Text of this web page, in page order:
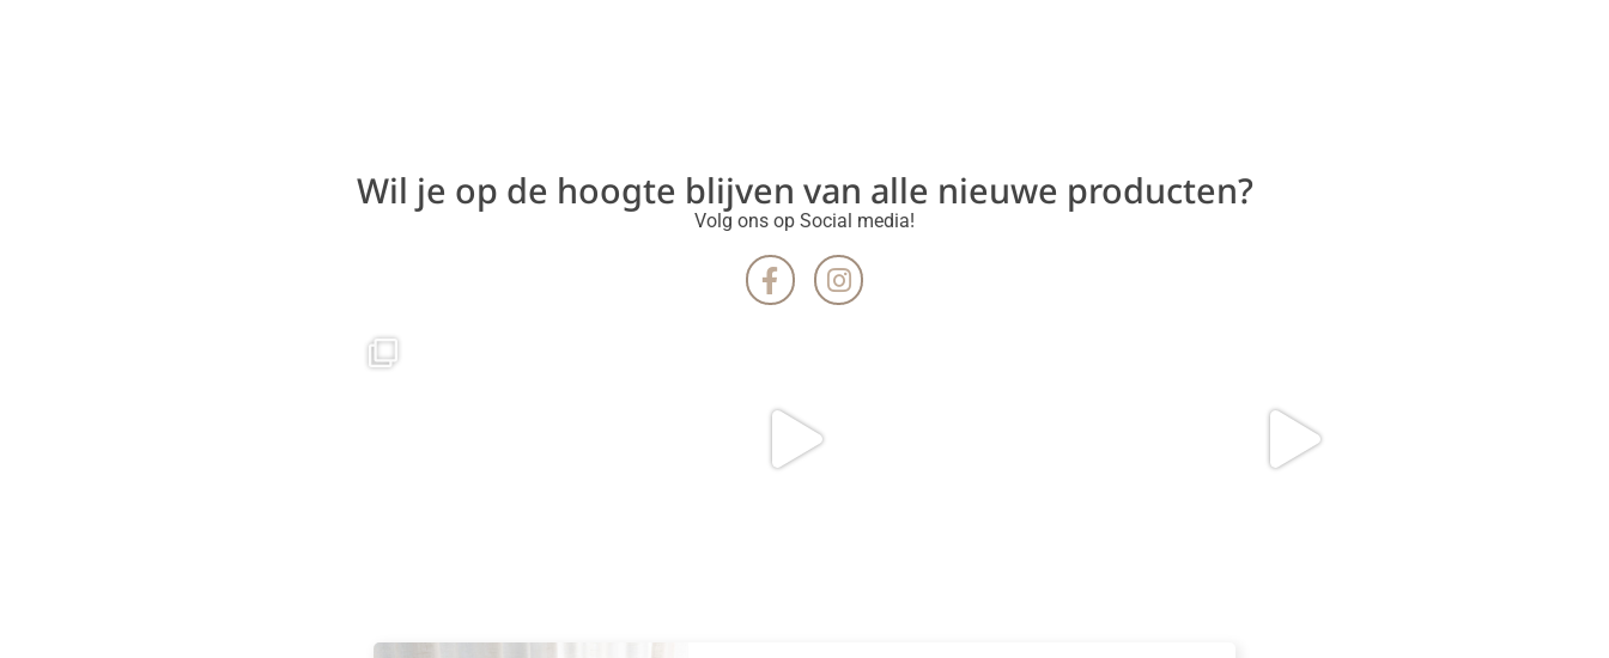
Wil je op de hoogte blijven van alle nieuwe producten?
Volg ons op Social media!